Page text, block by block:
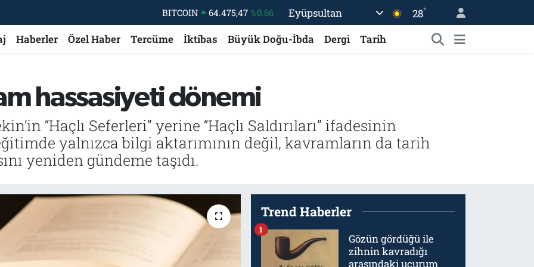
DOLAR 47,5986 %0.06
EURO
55,0700 %0.1
BİST100
13.703
BITCOIN
64.475,47 %0.66
Eyüpsultan 28°
Haberler Özel Haber Tercüme İktibas Büyük Doğu-İbda Dergi Tarih
hassasiyeti dönemi
“Haçlı Seferleri” yerine “Haçlı Saldırıları” ifadesinin
yalnızca bilgi aktarımının değil, kavramların da tarih
yeniden gündeme taşıdı.
Trend Haberler
Gözün gördüğü ile
zihnin kavradığı
arasındaki uçurum
1